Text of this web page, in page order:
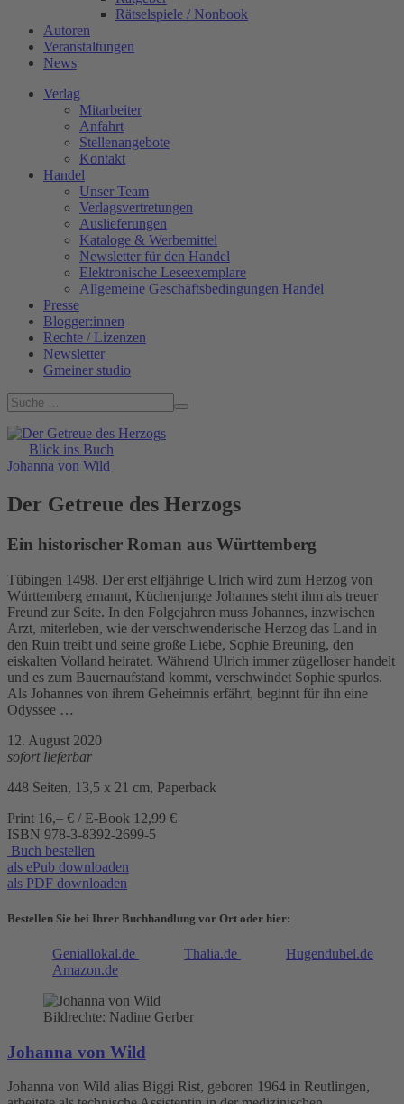
Rätselspiele / Nonbook
Autoren
Veranstaltungen
News
Verlag
Mitarbeiter
Anfahrt
Stellenangebote
Kontakt
Handel
Unser Team
Verlagsvertretungen
Auslieferungen
Kataloge & Werbemittel
Newsletter für den Handel
Elektronische Leseexemplare
Allgemeine Geschäftsbedingungen Handel
Presse
Blogger:innen
Rechte / Lizenzen
Newsletter
Gmeiner studio
Blick ins Buch
Johanna von Wild
Der Getreue des Herzogs
Ein historischer Roman aus Württemberg
Tübingen 1498. Der erst elfjährige Ulrich wird zum Herzog von
Württemberg ernannt, Küchenjunge Johannes steht ihm als treuer
Freund zur Seite. In den Folgejahren muss Johannes, inzwischen
Arzt, miterleben, wie der verschwenderische Herzog das Land in
den Ruin treibt und seine große Liebe, Sophie Breuning, den
eiskalten Volland heiratet. Während Ulrich immer zügelloser handelt
und es zum Bauernaufstand kommt, verschwindet Sophie spurlos.
Als Johannes von ihrem Geheimnis erfährt, beginnt für ihn eine
Odyssee …
12. August 2020
sofort lieferbar
448 Seiten, 13,5 x 21 cm, Paperback
Print 16,– € / E-Book 12,99 €
ISBN 978-3-8392-2699-5
Buch bestellen
als ePub downloaden
als PDF downloaden
Bestellen Sie bei Ihrer Buchhandlung vor Ort oder hier:
Geniallokal.de Thalia.de
Hugendubel.de
Amazon.de
Bildrechte: Nadine Gerber
Johanna von Wild
Johanna von Wild alias Biggi Rist, geboren 1964 in Reutlingen,